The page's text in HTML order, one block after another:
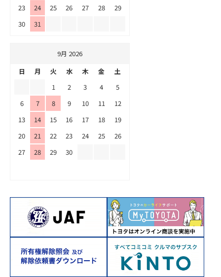
23
24 25 26 27 28
29
30
31
9月 2026
日
月 火 水 木 金
土
1
2 3 4
5
6
7 8 9 10 11
12
13
14 15 16 17 18
19
20
21 22 23 24 25
26
27
28 29 30